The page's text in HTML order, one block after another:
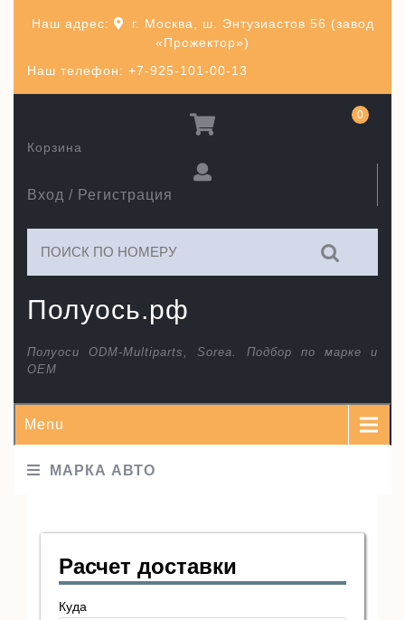
Наш телефон: +7-925-101-00-13
Наш адрес:
г. Москва, ш. Энтузиастов 56 (завод
«Прожектор»)
Полуось.рф
Полуоси ODM-Multiparts, Sorea. Подбор по марке и
ОЕМ
Вход / Регистрация
Корзина
0
Menu
МАРКА АВТО
Расчет доставки
Куда